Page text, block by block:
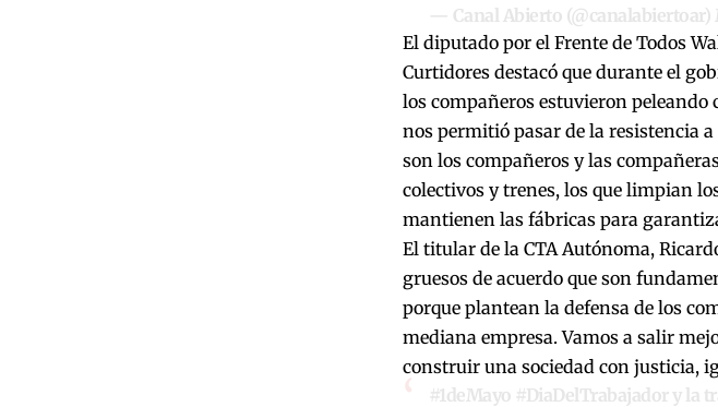
— Canal Abierto (@canalabiertoar)
El diputado por el Frente de Todos
Curtidores destacó que durante el
los compañeros estuvieron
nos permitió pasar de la resistencia
son los compañeros y las
colectivos y trenes, los que limpian
mantienen las fábricas para
El titular de la CTA Autónoma,
gruesos de acuerdo que son
porque plantean la defensa de los
mediana empresa. Vamos a salir
construir una sociedad con justicia,
#1deMayo #DiaDelTrabajadory la